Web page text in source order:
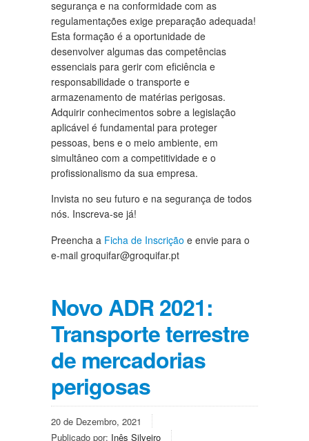
segurança e na conformidade com as
regulamentações exige preparação adequada!
Esta formação é a oportunidade de
desenvolver algumas das competências
essenciais para gerir com eficiência e
responsabilidade o transporte e
armazenamento de matérias perigosas.
Adquirir conhecimentos sobre a legislação
aplicável é fundamental para proteger
pessoas, bens e o meio ambiente, em
simultâneo com a competitividade e o
profissionalismo da sua empresa.
Invista no seu futuro e na segurança de todos
nós. Inscreva-se já!
Preencha a Ficha de Inscrição e envie para o
e-mail groquifar@groquifar.pt
Novo ADR 2021:
Transporte terrestre
de mercadorias
perigosas
20 de Dezembro, 2021
Publicado por: Inês Silveiro